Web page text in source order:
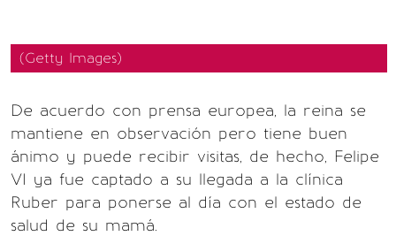
(Getty Images)
De acuerdo con prensa europea, la reina se
mantiene en observación pero tiene buen
ánimo y puede recibir visitas, de hecho, Felipe
VI ya fue captado a su llegada a la clínica
Ruber para ponerse al día con el estado de
salud de su mamá.